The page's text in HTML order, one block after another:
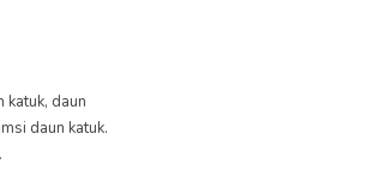
daun
daun katuk.